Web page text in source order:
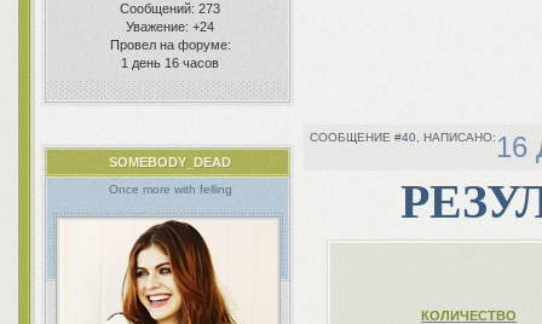
Сообщений: 273
Уважение: +24
Провел на форуме:
1 день 16 часов
40 16
SOMEBODY_DEAD
Once more with felling
КОЛИЧЕСТВО